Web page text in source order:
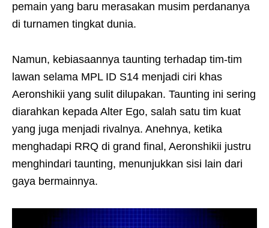
pemain yang baru merasakan musim perdananya
di turnamen tingkat dunia.
Namun, kebiasaannya taunting terhadap tim-tim
lawan selama MPL ID S14 menjadi ciri khas
Aeronshikii yang sulit dilupakan. Taunting ini sering
diarahkan kepada Alter Ego, salah satu tim kuat
yang juga menjadi rivalnya. Anehnya, ketika
menghadapi RRQ di grand final, Aeronshikii justru
menghindari taunting, menunjukkan sisi lain dari
gaya bermainnya.